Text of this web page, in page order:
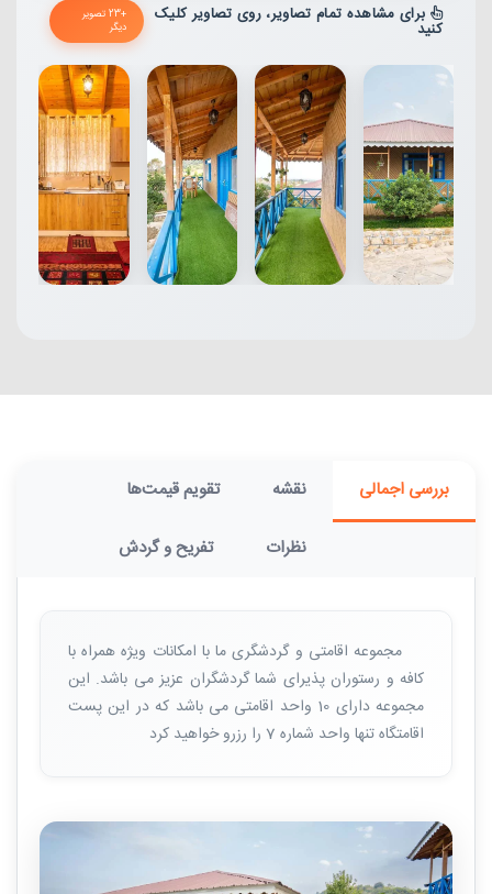
برای مشاهده تمام تصاویر، روی تصاویر کلیک
کنید
+23 تصویر
دیگر
بررسی اجمالی نقشه تقویم قیمت‌ها
نظرات تفریح و گردش
مجموعه اقامتی و گردشگری ما با امکانات ویژه همراه با
کافه و رستوران پذیرای شما گردشگران عزیز می باشد. این
مجموعه دارای 10 واحد اقامتی می باشد که در این پست
اقامتگاه تنها واحد شماره 7 را رزرو خواهید کرد